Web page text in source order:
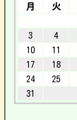
月 火
3
4
10
11
17
18
24
25
31